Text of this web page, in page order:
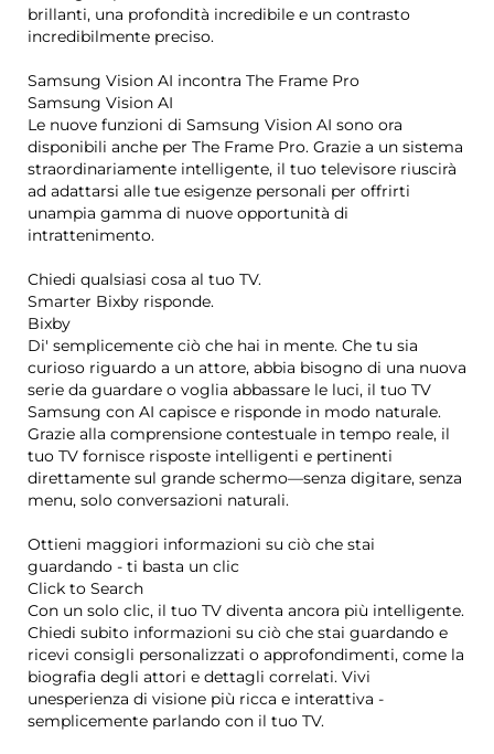
brillanti, una profondità incredibile e un contrasto
incredibilmente preciso.
Samsung Vision AI incontra The Frame Pro
Samsung Vision AI
Le nuove funzioni di Samsung Vision AI sono ora
disponibili anche per The Frame Pro. Grazie a un sistema
straordinariamente intelligente, il tuo televisore riuscirà
ad adattarsi alle tue esigenze personali per offrirti
unampia gamma di nuove opportunità di
intrattenimento.
Chiedi qualsiasi cosa al tuo TV.
Smarter Bixby risponde.
Bixby
Di' semplicemente ciò che hai in mente. Che tu sia
curioso riguardo a un attore, abbia bisogno di una nuova
serie da guardare o voglia abbassare le luci, il tuo TV
Samsung con AI capisce e risponde in modo naturale.
Grazie alla comprensione contestuale in tempo reale, il
tuo TV fornisce risposte intelligenti e pertinenti
direttamente sul grande schermo—senza digitare, senza
menu, solo conversazioni naturali.
Ottieni maggiori informazioni su ciò che stai
guardando - ti basta un clic
Click to Search
Con un solo clic, il tuo TV diventa ancora più intelligente.
Chiedi subito informazioni su ciò che stai guardando e
ricevi consigli personalizzati o approfondimenti, come la
biografia degli attori e dettagli correlati. Vivi
unesperienza di visione più ricca e interattiva -
semplicemente parlando con il tuo TV.